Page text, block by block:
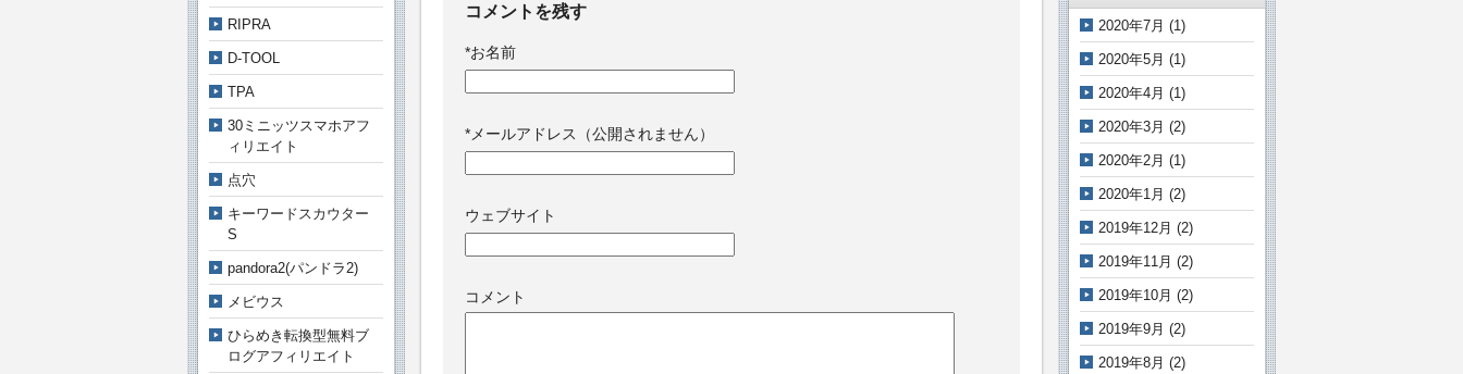
コメントを残す
*お名前
* メールアドレス（公開されません）
ウェブサイト
コメント
RIPRA
D-TOOL
TPA
30ミニッツスマホアフ
ィリエイト
点穴
キーワードスカウター
S
pandora2(パンドラ2)
メビウス
ひらめき転換型無料ブ
ログアフィリエイト
2020年7月 (1)
2020年5月 (1)
2020年4月 (1)
2020年3月 (2)
2020年2月 (1)
2020年1月 (2)
2019年12月 (2)
2019年11月 (2)
2019年10月 (2)
2019年9月 (2)
2019年8月 (2)